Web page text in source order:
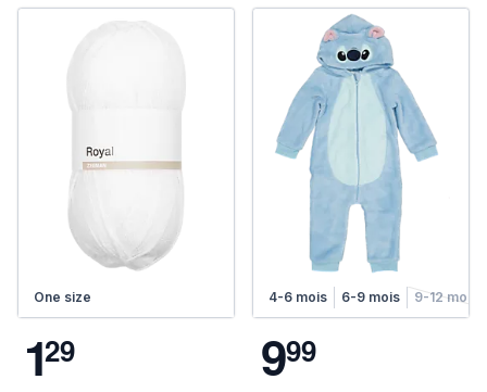
One size
129
4-6 mois 6-9 mois 9-12 mois
999